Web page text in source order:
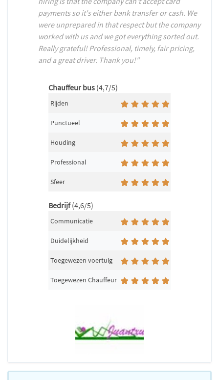
payments so it's either bank transfer or cash. We
were unprepared in that respect but the company
worked with us and we got everything sorted out.
Really grateful! Professional, timely, fair pricing,
and a great driver. Thank you!"
Chauffeur bus (4,7/5)
Rijden
Punctueel
Houding
Professional
Sfeer
Bedrijf(4,6/5)
Communicatie
Duidelijkheid
Toegewezen voertuig
Toegewezen Chauffeur